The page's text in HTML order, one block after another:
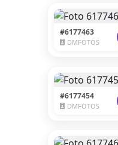
#6177463
DMFOTOS
#6177454
DMFOTOS